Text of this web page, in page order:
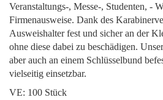
Veranstaltungs-, Messe-, Studenten, -
Firmenausweise. Dank des
Ausweishalter fest und sicher an der
ohne diese dabei zu beschädigen.
aber auch an einem Schlüsselbund
vielseitig einsetzbar.
VE: 100 Stück